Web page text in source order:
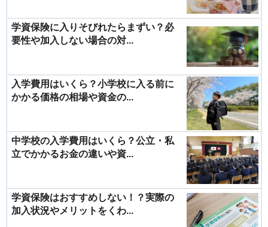
学資保険に入りそびれたらまずい？必
要性や加入しない場合の対...
入学費用はいくら？小学校に入る前に
かかる価格の相場や資金の...
中学校の入学費用はいくら？公立・私
立でかかるお金の違いや資...
学資保険はおすすめしない！？実際の
加入状況やメリットをくわ...